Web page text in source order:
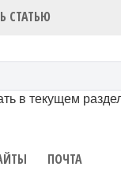
СТАТЬЮ
в текущем
ПОЧТА